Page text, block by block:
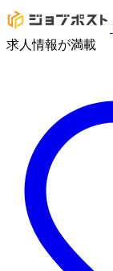
求人情報が満載